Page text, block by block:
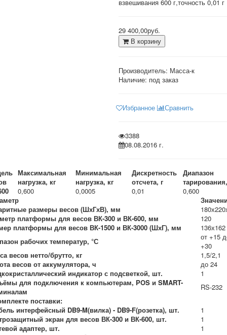
взвешивания 600 г,точность 0,01 г
29 400,00руб.
В корзину
Производитель: Масса-к
Наличие: под заказ
Избранное Сравнить
3388
08.08.2016 г.
Максимальная
нагрузка, кг
Минимальная
нагрузка, кг
Дискретность
отсчета, г
Диапазон
0,600 0,0005 0,01
0,600
размеры весов (ШхГхВ), мм
платформы для весов ВК-300 и ВК-600, мм
120
платформы для весов ВК-1500 и ВК-3000 (ШхГ), мм
136х162
рабочих температур, °С
от +15
+30
весов нетто/брутто, кг
1,5/2,1
весов от аккумулятора, ч
до 24
индикатор с подсветкой, шт.
1
для подключения к компьютерам, POS и SMART-
RS-232
поставки:
интерфейсный DB9-M(вилка) - DB9-F(розетка), шт.
1
экран для весов ВК-300 и ВК-600, шт.
1
адаптер, шт.
1